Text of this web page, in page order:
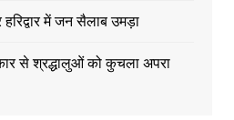
हरिद्वार में जन सैलाब उमड़ा
से श्रद्धालुओं को कुचला अपरा